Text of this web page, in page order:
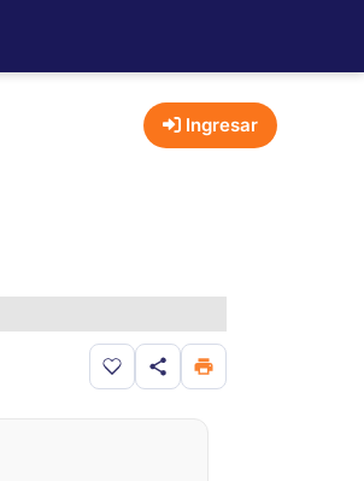
Ingresar
Guardar en favoritos